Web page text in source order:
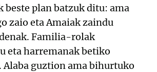
beste plan batzuk ditu: ama
zaio eta Amaiak zaindu
Familia-rolak
eta harremanak betiko
Alaba guztion ama bihurtuko